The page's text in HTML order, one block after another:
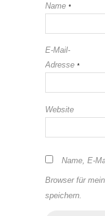
Name *
E-Mail-
Adresse *
Website
Name, E-
Browser für
speichern.